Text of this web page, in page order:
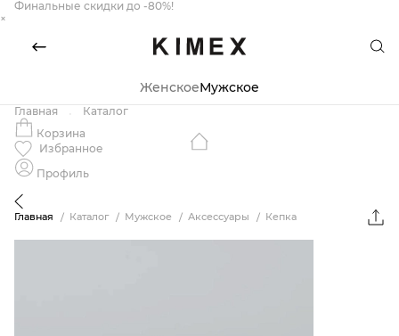
Финальные скидки до -80%!
×
ЖенскоеМужское
Главная
Каталог
Корзина
Избранное
Профиль
Главная Каталог Мужское Аксессуары Кепка